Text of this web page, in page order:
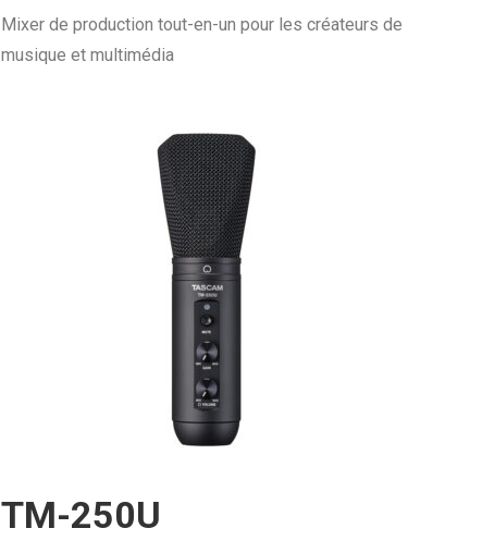
Mixer de production tout-en-un pour les créateurs de
musique et multimédia
TM-250U